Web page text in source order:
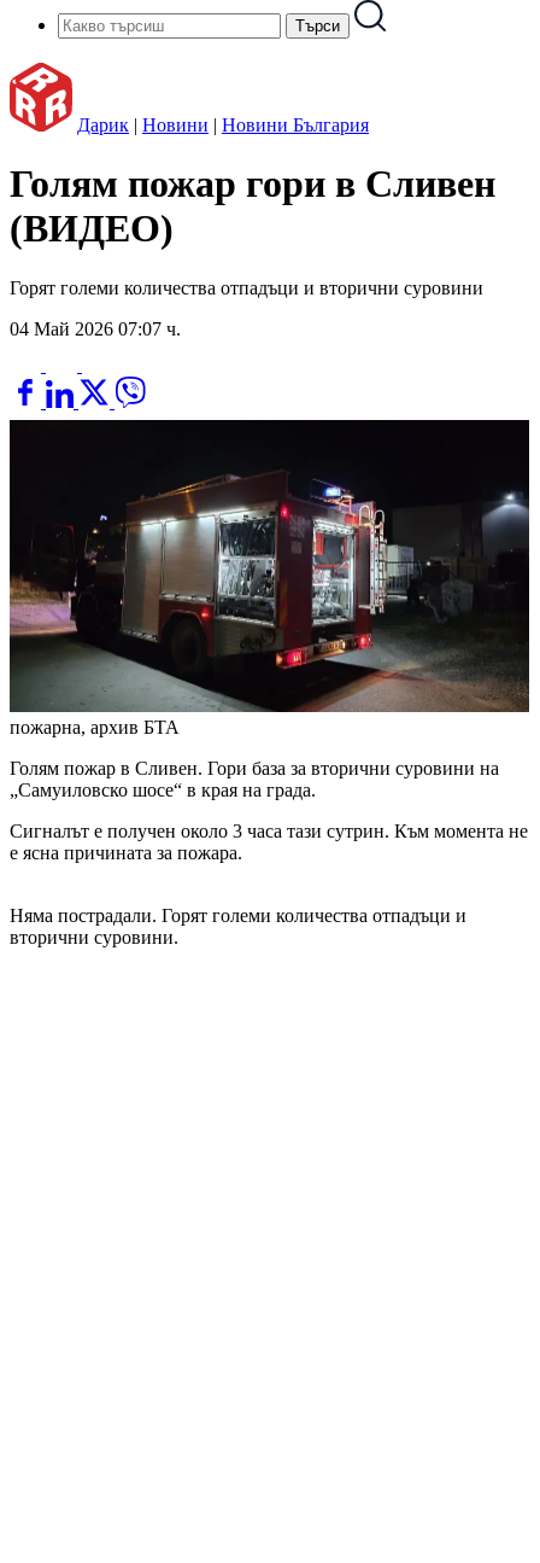
Дарик | Новини | Новини България
Голям пожар гори в Сливен
(ВИДЕО)
Горят големи количества отпадъци и вторични суровини
04 Май 2026 07:07 ч.
пожарна, архив БТА
Голям пожар в Сливен. Гори база за вторични суровини на
„Самуилoвско шосе“ в края на града.
Сигналът е получен около 3 часа тази сутрин. Към момента не
е ясна причината за пожара.
Няма пострадали. Горят големи количества отпадъци и
вторични суровини.